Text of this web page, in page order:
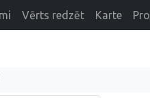
Vērts redzēt Karte